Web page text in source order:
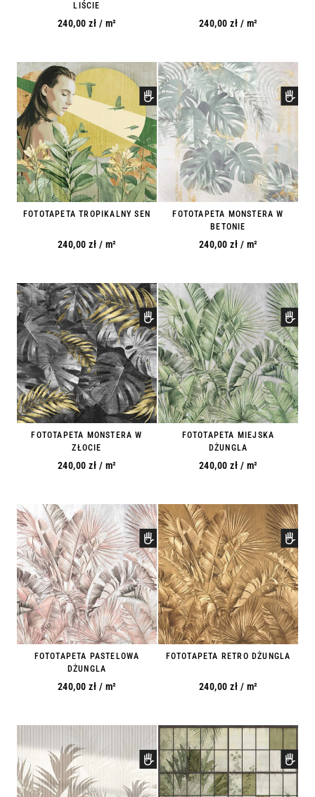
LIŚCIE
240,00 zł / m² 240,00 zł / m²
FOTOTAPETA TROPIKALNY SEN
240,00 zł / m²
FOTOTAPETA MONSTERA W
BETONIE
240,00 zł / m²
FOTOTAPETA MONSTERA W
ZŁOCIE
240,00 zł / m²
FOTOTAPETA MIEJSKA
DŻUNGLA
240,00 zł / m²
FOTOTAPETA PASTELOWA
DŻUNGLA
240,00 zł / m²
FOTOTAPETA RETRO DŻUNGLA
240,00 zł / m²